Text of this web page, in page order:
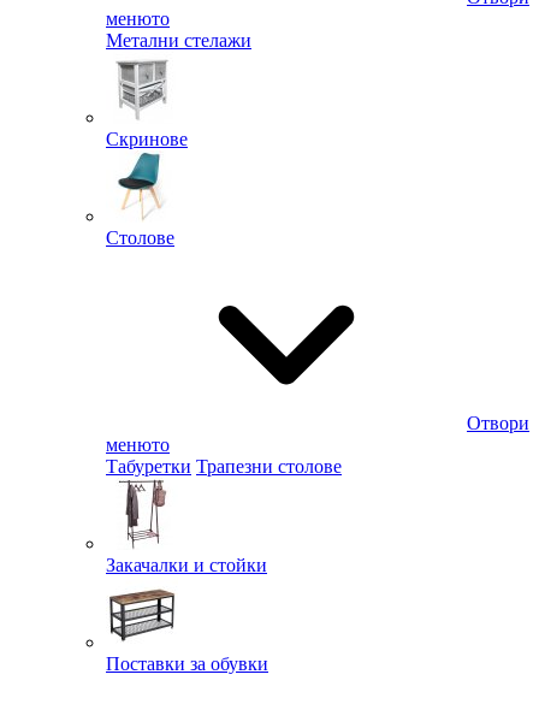
менюто
Метални стелажи
Скринове
Столове
Отвори
менюто
Табуретки Трапезни столове
Закачалки и стойки
Поставки за обувки